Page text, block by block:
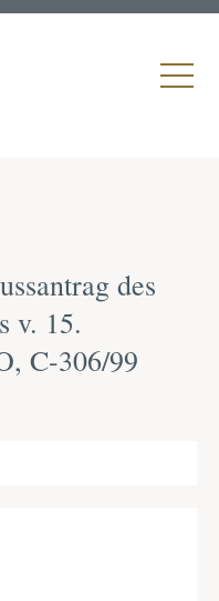
des
v. 15.
C-306/99